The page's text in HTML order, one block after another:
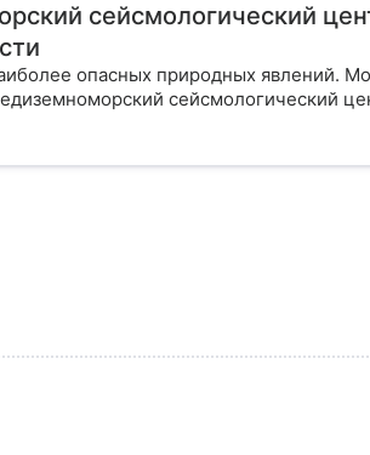
сейсмологический
опасных природных явлений.
сейсмологический